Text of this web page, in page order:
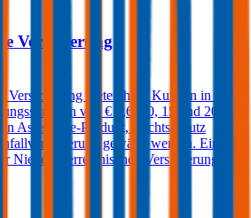
Versicherung
Versicherung bietet ihren Kunden in der
von € 7,6, 10, 15 und 20
Assistance-Produkt, Rechtsschutz
gewählt werden. Einen
Niederösterreichischen Versicherung